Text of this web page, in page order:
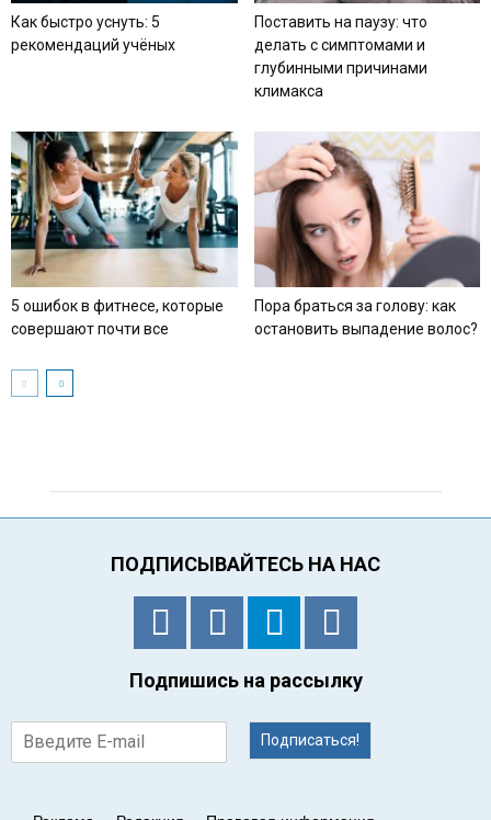
Как быстро уснуть: 5
рекомендаций учёных
Поставить на паузу: что
делать с симптомами и
глубинными причинами
климакса
5 ошибок в фитнесе, которые
совершают почти все
Пора браться за голову: как
остановить выпадение волос?
ПОДПИСЫВАЙТЕСЬ НА НАС
Подпишись на рассылку
Подписаться!